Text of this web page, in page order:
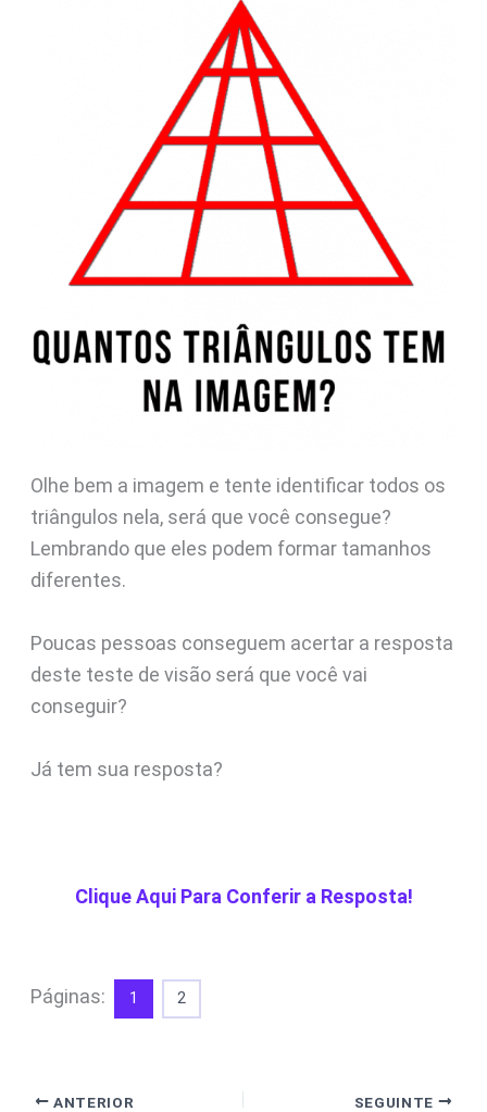
Olhe bem a imagem e tente identificar todos os
triângulos nela, será que você consegue?
Lembrando que eles podem formar tamanhos
diferentes.
Poucas pessoas conseguem acertar a resposta
deste teste de visão será que você vai
conseguir?
Já tem sua resposta?
Clique Aqui Para Conferir a Resposta!
Páginas: 1 2
ANTERIOR SEGUINTE